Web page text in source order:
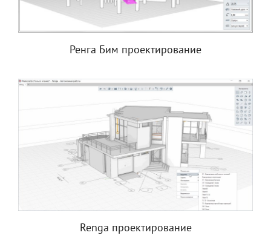
Ренга Бим проектирование
Renga проектирование